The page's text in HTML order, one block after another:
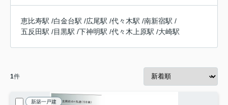
恵比寿駅 /白金台駅 /広尾駅 /代々木駅 /南新宿駅 /
五反田駅 /目黒駅 /下神明駅 /代々木上原駅 /大崎駅
1件
新築一戸建